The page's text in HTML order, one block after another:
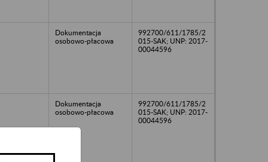
Dokumentacja
osobowo-płacowa
992700/611/1785/2
015-SAK; UNP: 2017-
00044596
Dokumentacja
osobowo-płacowa
992700/611/1785/2
015-SAK; UNP: 2017-
00044596